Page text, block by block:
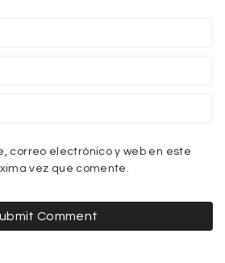
correo electrónico y web en este
vez que comente.